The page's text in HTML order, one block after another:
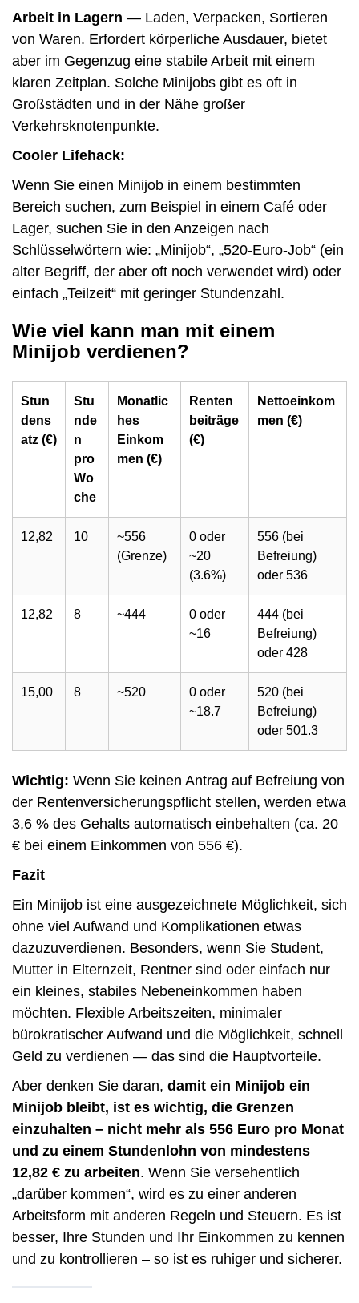
Arbeit in Lagern — Laden, Verpacken, Sortieren
von Waren. Erfordert körperliche Ausdauer, bietet
aber im Gegenzug eine stabile Arbeit mit einem
klaren Zeitplan. Solche Minijobs gibt es oft in
Großstädten und in der Nähe großer
Verkehrsknotenpunkte.
Cooler Lifehack:
Wenn Sie einen Minijob in einem bestimmten
Bereich suchen, zum Beispiel in einem Café oder
Lager, suchen Sie in den Anzeigen nach
Schlüsselwörtern wie: „Minijob“, „520-Euro-Job“ (ein
alter Begriff, der aber oft noch verwendet wird) oder
einfach „Teilzeit“ mit geringer Stundenzahl.
Wie viel kann man mit einem
Minijob verdienen?
Stun
dens
atz (€)
Stu
nde
n
pro
Wo
che
Monatlic
hes
Einkom
men (€)
Renten
beiträge
(€)
Nettoeinkom
men (€)
12,82 10
~556
(Grenze)
0 oder
~20
(3.6%)
556 (bei
Befreiung)
oder 536
12,82 8 ~444
0 oder
~16
444 (bei
Befreiung)
oder 428
15,00 8 ~520
0 oder
~18.7
520 (bei
Befreiung)
oder 501.3
Wichtig: Wenn Sie keinen Antrag auf Befreiung von
der Rentenversicherungspflicht stellen, werden etwa
3,6 % des Gehalts automatisch einbehalten (ca. 20
€ bei einem Einkommen von 556 €).
Fazit
Ein Minijob ist eine ausgezeichnete Möglichkeit, sich
ohne viel Aufwand und Komplikationen etwas
dazuzuverdienen. Besonders, wenn Sie Student,
Mutter in Elternzeit, Rentner sind oder einfach nur
ein kleines, stabiles Nebeneinkommen haben
möchten. Flexible Arbeitszeiten, minimaler
bürokratischer Aufwand und die Möglichkeit, schnell
Geld zu verdienen — das sind die Hauptvorteile.
Aber denken Sie daran, damit ein Minijob ein
Minijob bleibt, ist es wichtig, die Grenzen
einzuhalten – nicht mehr als 556 Euro pro Monat
und zu einem Stundenlohn von mindestens
12,82 € zu arbeiten. Wenn Sie versehentlich
„darüber kommen“, wird es zu einer anderen
Arbeitsform mit anderen Regeln und Steuern. Es ist
besser, Ihre Stunden und Ihr Einkommen zu kennen
und zu kontrollieren – so ist es ruhiger und sicherer.